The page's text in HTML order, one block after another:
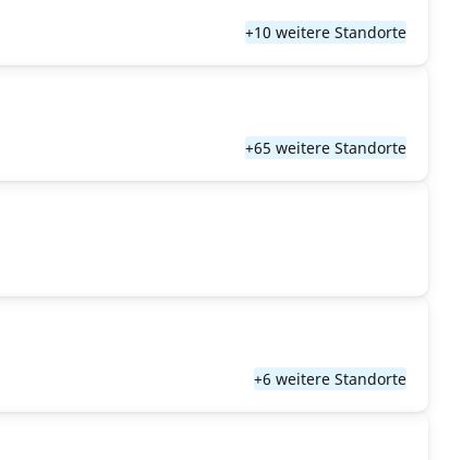
+10 weitere Standorte
+65 weitere Standorte
+6 weitere Standorte